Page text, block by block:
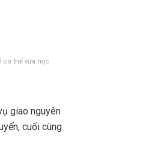
có thể vừa học
giao nguyên
cuối cùng